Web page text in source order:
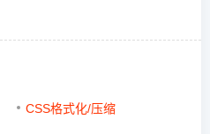
CSS格式化/压缩